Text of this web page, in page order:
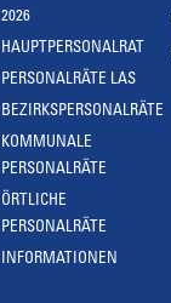
2026
HAUPTPERSONALRAT
PERSONALRÄTE LAS
BEZIRKSPERSONALRÄTE
KOMMUNALE
PERSONALRÄTE
ÖRTLICHE
PERSONALRÄTE
INFORMATIONEN